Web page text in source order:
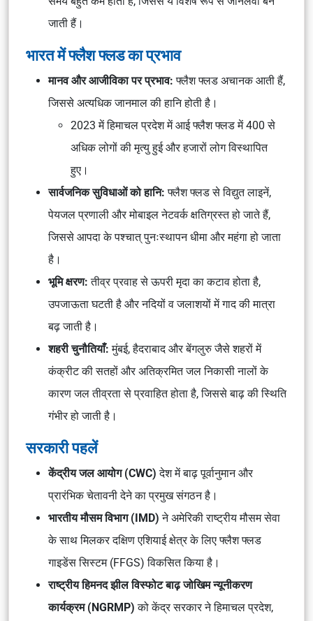
जाती हैं।
भारत में फ्लैश फ्लड का प्रभाव
मानव और आजीविका पर प्रभाव:फ्लैश फ्लड अचानक आती हैं,
जिससे अत्यधिक जानमाल की हानि होती है।
2023 में हिमाचल प्रदेश में आई फ्लैश फ्लड में 400 से
अधिक लोगों की मृत्यु हुई और हजारों लोग विस्थापित
हुए।
सार्वजनिक सुविधाओं को हानि:फ्लैश फ्लड से विद्युत लाइनें,
पेयजल प्रणाली और मोबाइल नेटवर्क क्षतिग्रस्त हो जाते हैं,
जिससे आपदा के पश्चात् पुनःस्थापन धीमा और महंगा हो जाता
है।
भूमि क्षरण:तीव्र प्रवाह से ऊपरी मृदा का कटाव होता है,
उपजाऊता घटती है और नदियों व जलाशयों में गाद की मात्रा
बढ़ जाती है।
शहरी चुनौतियाँ:मुंबई, हैदराबाद और बेंगलुरु जैसे शहरों में
कंक्रीट की सतहों और अतिक्रमित जल निकासी नालों के
कारण जल तीव्रता से प्रवाहित होता है, जिससे बाढ़ की स्थिति
गंभीर हो जाती है।
सरकारी पहलें
केंद्रीय जल आयोग (CWC) देश में बाढ़ पूर्वानुमान और
प्रारंभिक चेतावनी देने का प्रमुख संगठन है।
भारतीय मौसम विभाग (IMD) ने अमेरिकी राष्ट्रीय मौसम सेवा
के साथ मिलकर दक्षिण एशियाई क्षेत्र के लिए फ्लैश फ्लड
गाइडेंस सिस्टम (FFGS) विकसित किया है।
राष्ट्रीय हिमनद झील विस्फोट बाढ़ जोखिम न्यूनीकरण
कार्यक्रम (NGRMP) को केंद्र सरकार ने हिमाचल प्रदेश,